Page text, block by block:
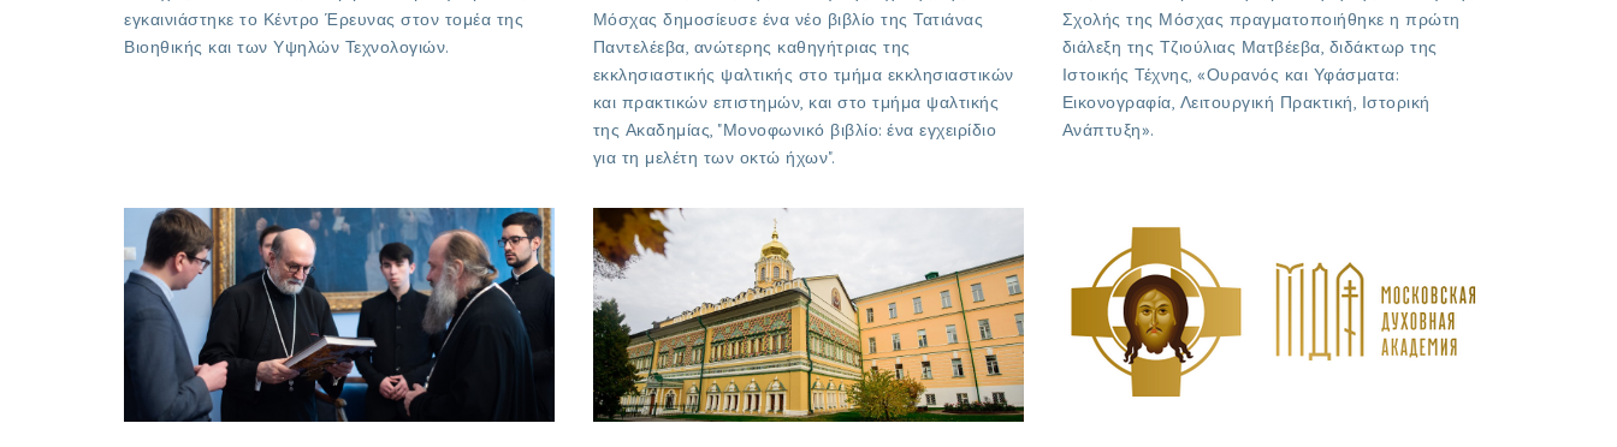
εγκαινιάστηκε το Κέντρο Έρευνας στον τομέα της
Βιοηθικής και των Υψηλών Τεχνολογιών.
Μόσχας δημοσίευσε ένα νέο βιβλίο της Τατιάνας
Παντελέεβα, ανώτερης καθηγήτριας της
εκκλησιαστικής ψαλτικής στο τμήμα εκκλησιαστικών
και πρακτικών επιστημών, και στο τμήμα ψαλτικής
της Ακαδημίας, "Μονοφωνικό βιβλίο: ένα εγχειρίδιο
για τη μελέτη των οκτώ ήχων".
Σχολής της Μόσχας πραγματοποιήθηκε η πρώτη
διάλεξη της Τζιούλιας Ματβέεβα, διδάκτωρ της
Ιστοικής Τέχνης, «Ουρανός και Υφάσματα:
Εικονογραφία, Λειτουργική Πρακτική, Ιστορική
Ανάπτυξη».